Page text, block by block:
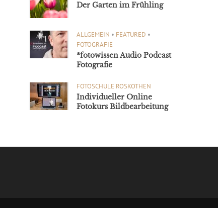
Der Garten im Frühling
ALLGEMEIN • FEATURED •
FOTOGRAFIE
*fotowissen Audio Podcast
Fotografie
FOTOSCHULE ROSKOTHEN
Individueller Online
Fotokurs Bildbearbeitung